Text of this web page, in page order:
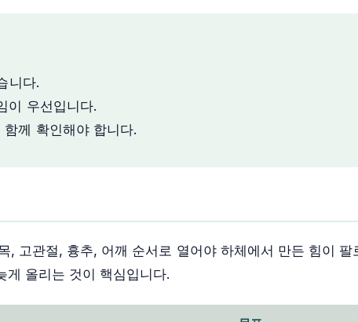
니다.
이 우선입니다.
께 확인해야 합니다.
, 고관절, 흉추, 어깨 순서로 열어야 하체에서 만든 힘이 팔
게 올리는 것이 핵심입니다.